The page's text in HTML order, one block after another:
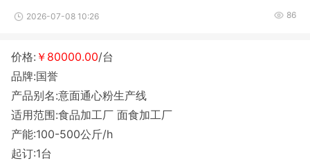
2026-07-08 10:26 86
价格: ￥80000.00/台
品牌:国誉
产品别名:意面通心粉生产线
适用范围:食品加工厂 面食加工厂
产能:100-500公斤/h
起订:1台